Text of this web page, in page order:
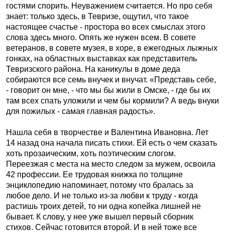
гостями спорить. Неуважением считается. Но про себя
знает: только здесь, в Тевризе, ощутил, что такое
настоящее счастье - простора во всех смыслах этого
слова здесь много. Опять же нужен всем. В совете
ветеранов, в совете музея, в хоре, в ежегодных лыжных
гонках, на областных выставках как представитель
Тевризского района. На каникулы в доме деда
собираются все семь внучек и внучат. «Представь себе,
- говорит он мне, - что мы бы жили в Омске, - где бы их
там всех спать уложили и чем бы кормили? А ведь внуки
для пожилых - самая главная радость».
Нашла себя в творчестве и Валентина Ивановна. Лет
14 назад она начала писать стихи. Ей есть о чем сказать
хоть прозаическим, хоть поэтическим слогом.
Переезжая с места на место следом за мужем, освоила
42 профессии. Ее трудовая книжка по толщине
энциклопедию напоминает, потому что бралась за
любое дело. И не только из-за любви к труду - когда
растишь троих детей, то ни одна копейка лишней не
бывает. К слову, у нее уже вышел первый сборник
стихов. Сейчас готовится второй. И в ней тоже все